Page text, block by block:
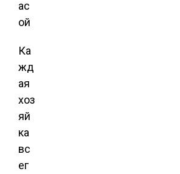
Ка
жд
ая
хоз
яй
ка
вс
ег